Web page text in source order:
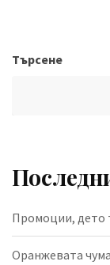
Търсене
Промоции, дето
Оранжевата чума